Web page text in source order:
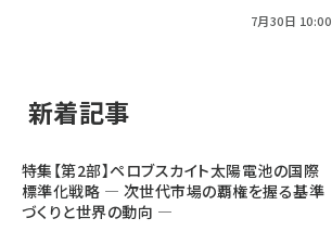
7月30日 10:00
新着記事
特集【第2部】ペロブスカイト太陽電池の国際
標準化戦略 ― 次世代市場の覇権を握る基準
づくりと世界の動向 ―